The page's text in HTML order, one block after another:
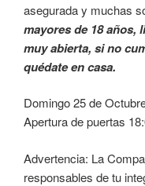
asegurada y muchas
mayores de 18 años,
muy abierta, si no
quédate en casa.
Domingo 25 de
Apertura de puertas
Advertencia: La
responsables de tu